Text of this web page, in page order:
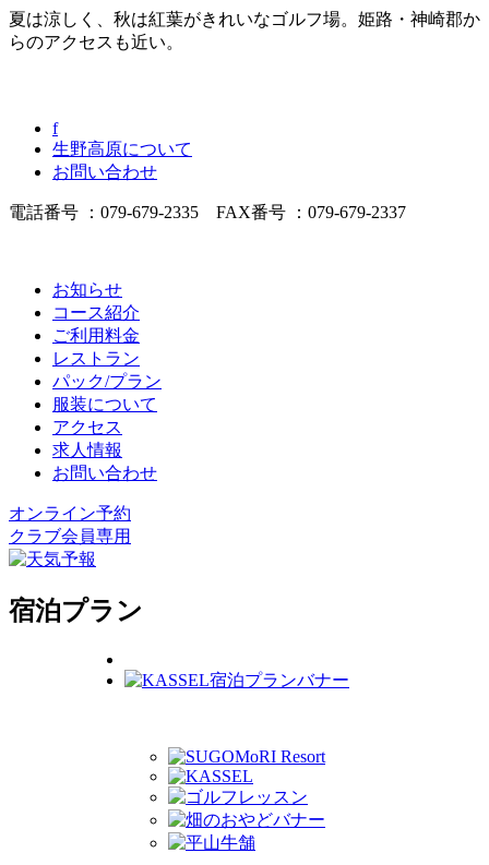
夏は涼しく、秋は紅葉がきれいなゴルフ場。姫路・神崎郡か
らのアクセスも近い。
f
生野高原について
お問い合わせ
電話番号 ：079-679-2335 FAX番号 ：079-679-2337
お知らせ
コース紹介
ご利用料金
レストラン
パック/プラン
服装について
アクセス
求人情報
お問い合わせ
オンライン予約
クラブ会員専用
宿泊プラン